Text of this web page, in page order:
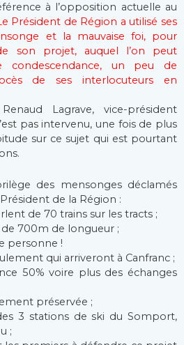
à l’opposition actuelle au
Président de Région a utilisé ses
et la mauvaise foi, pour
son projet, auquel l’on peut
condescendance, un peu de
de ses interlocuteurs en
Lagrave, vice-président
pas intervenu, une fois de plus
sur ce sujet qui est pourtant
des mensonges déclamés
de la Région :
de 70 trains sur les tracts ;
700m de longueur ;
personne !
qui arriveront à Canfranc ;
voire plus des échanges
préservée ;
stations de ski du Somport,
;